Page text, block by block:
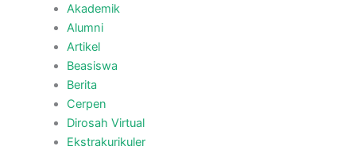
Akademik
Alumni
Artikel
Beasiswa
Berita
Cerpen
Dirosah Virtual
Ekstrakurikuler